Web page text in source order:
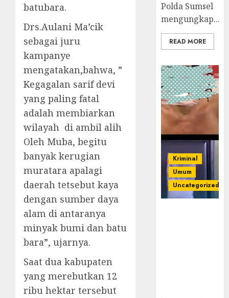
batubara.
Drs.Aulani Ma’cik
sebagai juru
kampanye
mengatakan,bahwa, ”
Kegagalan sarif devi
yang paling fatal
adalah membiarkan
wilayah di ambil alih
Oleh Muba, begitu
banyak kerugian
muratara apalagi
daerah tetsebut kaya
dengan sumber daya
alam di antaranya
minyak bumi dan batu
bara”, ujarnya.
Saat dua kabupaten
yang merebutkan 12
ribu hektar tersebut
Polda Sumsel
mengungkap...
READ MORE
Kriminal
Umum
Uncategorized